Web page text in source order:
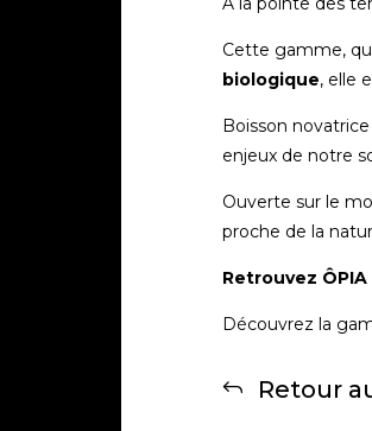
Cette gamme,
biologique, elle
Boisson
enjeux de notre
Ouverte sur le
proche de la
Retrouvez
Découvrez la
Retour